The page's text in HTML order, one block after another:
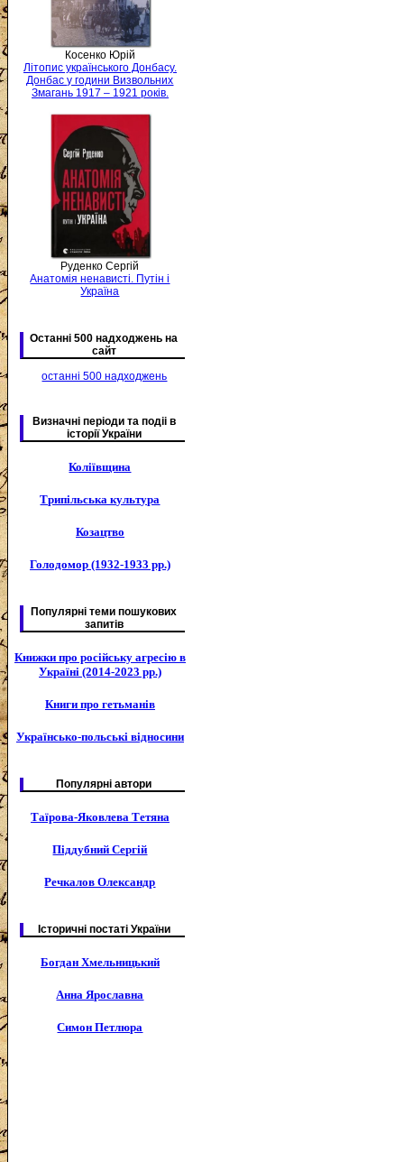
Косенко Юрій
Літопис українського Донбасу.
Донбас у години Визвольних
Змагань 1917 – 1921 років.
Руденко Сергій
Анатомія ненависті. Путін і
Україна
Останні 500 надходжень на
сайт
останні 500 надходжень
Визначні періоди та подіі в
історії України
Коліївщина
Трипільська культура
Козацтво
Голодомор (1932-1933 рр.)
Популярні теми пошукових
запитів
Книжки про російську агресію в
Україні (2014-2023 рр.)
Книги про гетьманів
Українсько-польські відносини
Популярні автори
Таїрова-Яковлева Тетяна
Піддубний Сергій
Речкалов Олександр
Історичні постаті України
Богдан Хмельницький
Анна Ярославна
Симон Петлюра